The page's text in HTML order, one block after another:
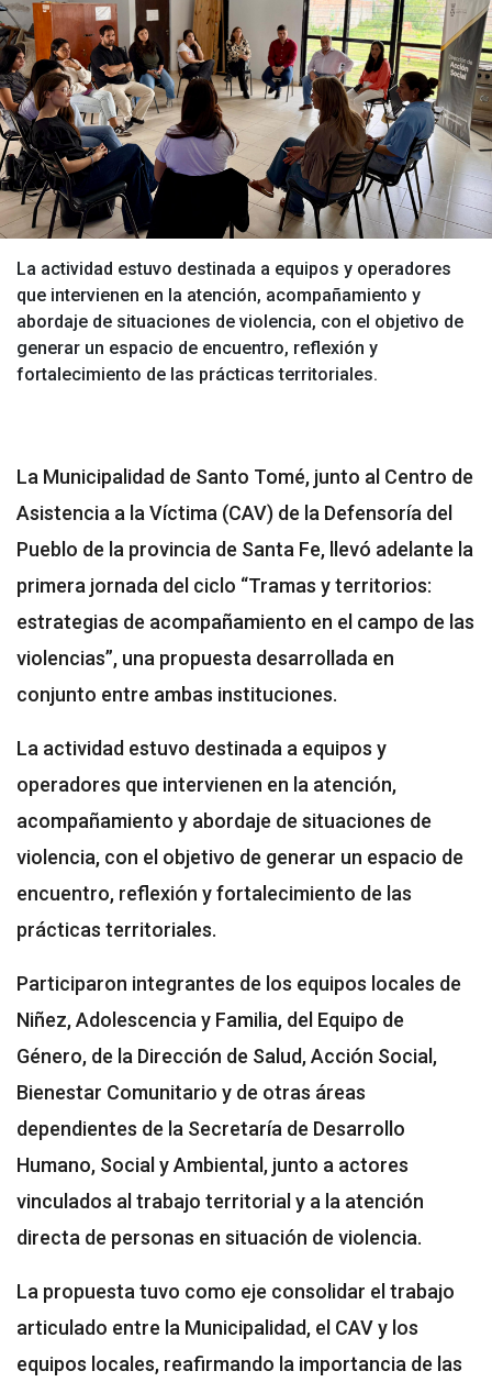
La actividad estuvo destinada a equipos y operadores
que intervienen en la atención, acompañamiento y
abordaje de situaciones de violencia, con el objetivo de
generar un espacio de encuentro, reflexión y
fortalecimiento de las prácticas territoriales.
La Municipalidad de Santo Tomé, junto al Centro de
Asistencia a la Víctima (CAV) de la Defensoría del
Pueblo de la provincia de Santa Fe, llevó adelante la
primera jornada del ciclo “Tramas y territorios:
estrategias de acompañamiento en el campo de las
violencias”, una propuesta desarrollada en
conjunto entre ambas instituciones.
La actividad estuvo destinada a equipos y
operadores que intervienen en la atención,
acompañamiento y abordaje de situaciones de
violencia, con el objetivo de generar un espacio de
encuentro, reflexión y fortalecimiento de las
prácticas territoriales.
Participaron integrantes de los equipos locales de
Niñez, Adolescencia y Familia, del Equipo de
Género, de la Dirección de Salud, Acción Social,
Bienestar Comunitario y de otras áreas
dependientes de la Secretaría de Desarrollo
Humano, Social y Ambiental, junto a actores
vinculados al trabajo territorial y a la atención
directa de personas en situación de violencia.
La propuesta tuvo como eje consolidar el trabajo
articulado entre la Municipalidad, el CAV y los
equipos locales, reafirmando la importancia de las